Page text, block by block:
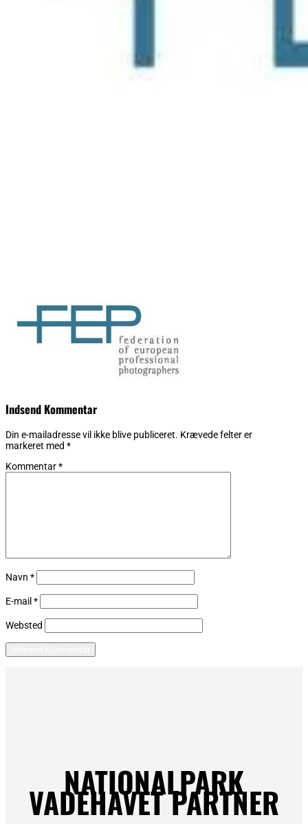
Indsend Kommentar
Din e-mailadresse vil ikke blive publiceret. Krævede felter er
markeret med *
Kommentar*
Navn *
E-mail*
Websted
NATIONALPARK
VADEHAVET PARTNER